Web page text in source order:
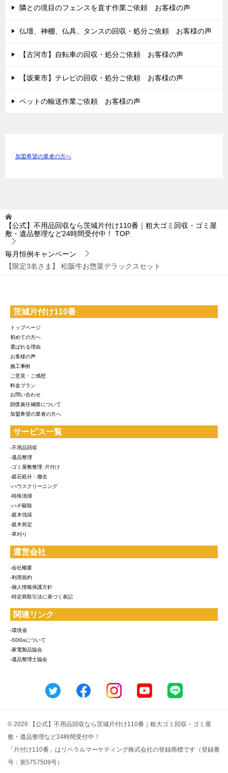
隣との境目のフェンスを直す作業ご依頼 お客様の声
仏壇、神棚、仏具、タンスの回収・処分ご依頼 お客様の声
【古河市】自転車の回収・処分ご依頼 お客様の声
【坂東市】テレビの回収・処分ご依頼 お客様の声
ペットの輸送作業ご依頼 お客様の声
加盟希望の業者の方へ
【公式】不用品回収なら茨城片付け110番｜粗大ゴミ回収・ゴミ屋
敷・遺品整理など24時間受付中！
TOP
毎月恒例キャンペーン
【限定3名さま】 松阪牛お惣菜デラックスセット
茨城片付け110番
トップページ
初めての方へ
選ばれる理由
お客様の声
施工事例
ご意見・ご感想
料金プラン
お問い合わせ
賠償責任補償について
加盟希望の業者の方へ
サービス一覧
-不用品回収
-遺品整理
-ゴミ屋敷整理･片付け
-庭石処分・撤去
-ハウスクリーニング
-特殊清掃
-ハチ駆除
-庭木伐採
-庭木剪定
-草刈り
運営会社
-会社概要
-利用規約
-個人情報保護方針
-特定商取引法に基づく表記
関連リンク
-環境省
-SDGsについて
-家電製品協会
-遺品整理士協会
© 2026 【公式】不用品回収なら茨城片付け110番｜粗大ゴミ回収・ゴミ屋
敷・遺品整理など24時間受付中！
「片付け110番」はリベラルマーケティング株式会社の登録商標です（登録番
号：第5757509号）